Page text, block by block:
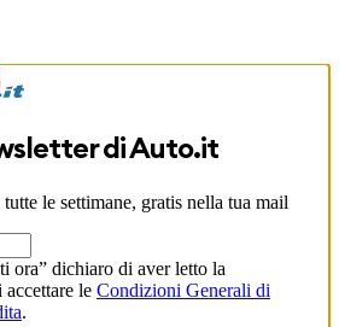
diAuto.it
le settimane, gratis nella tua mail
ora” dichiaro di aver letto la
accettare le Condizioni Generali di
.